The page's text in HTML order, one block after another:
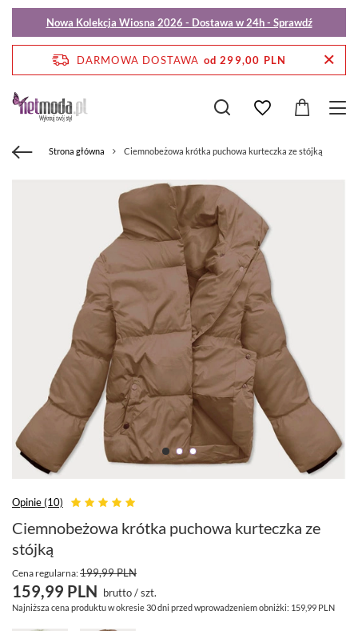
Nowa Kolekcja Wiosna 2026 - Dostawa w 24h - Sprawdź
DARMOWA DOSTAWA od 299,00 PLN
Strona główna Ciemnobeżowa krótka puchowa kurteczka ze stójką
Opinie (10)
Ciemnobeżowa krótka puchowa kurteczka ze
stójką
Cena regularna:199,99 PLN
159,99 PLN brutto/szt.
Najniższa cena produktu w okresie 30 dni przed wprowadzeniem obniżki: 159,99 PLN